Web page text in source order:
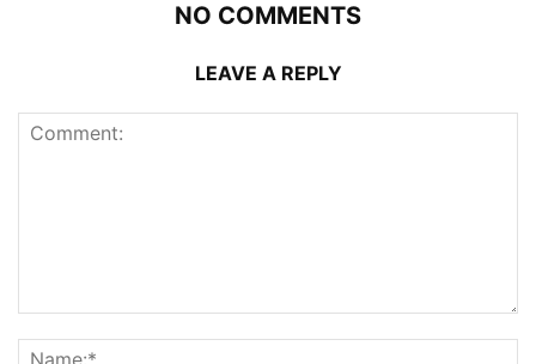
NO COMMENTS
LEAVE A REPLY